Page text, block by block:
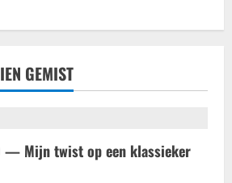
GEMIST
— Mijn twist op een klassieker